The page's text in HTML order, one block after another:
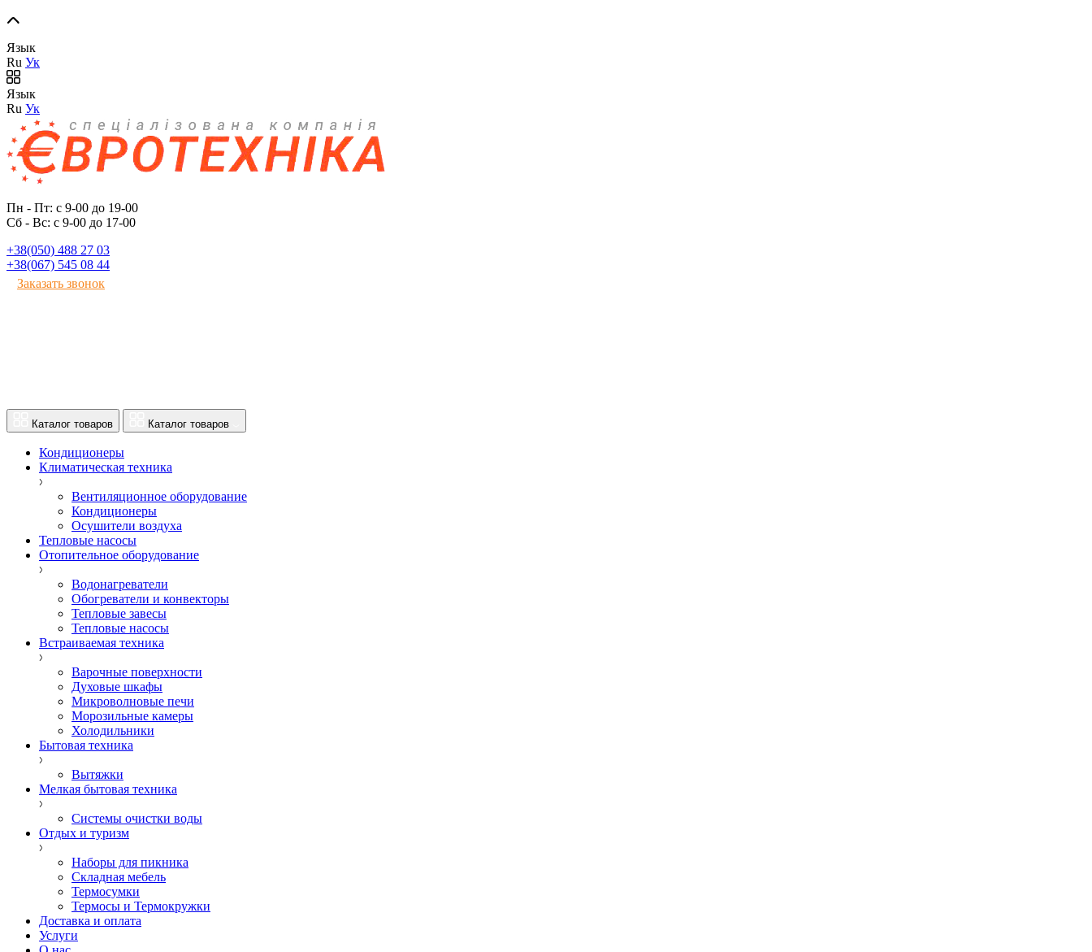
Язык
Ru Ук
Язык
Ru Ук
Пн - Пт: с 9-00 до 19-00
Сб - Вс: с 9-00 до 17-00
+38(050) 488 27 03
+38(067) 545 08 44
Заказать звонок
Каталог товаров Каталог товаров
Кондиционеры
Климатическая техника
Вентиляционное оборудование
Кондиционеры
Осушители воздуха
Тепловые насосы
Отопительное оборудование
Водонагреватели
Обогреватели и конвекторы
Тепловые завесы
Тепловые насосы
Встраиваемая техника
Варочные поверхности
Духовые шкафы
Микроволновые печи
Морозильные камеры
Холодильники
Бытовая техника
Вытяжки
Мелкая бытовая техника
Системы очистки воды
Отдых и туризм
Наборы для пикника
Складная мебель
Термосумки
Термосы и Термокружки
Доставка и оплата
Услуги